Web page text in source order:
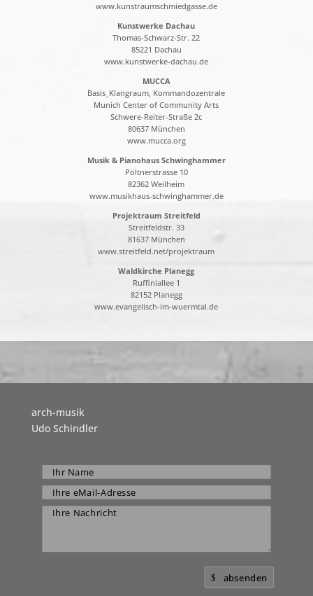
www.kunstraumschmiedgasse.de
Kunstwerke Dachau
Thomas-Schwarz-Str. 22
85221 Dachau
www.kunstwerke-dachau.de
MUCCA
Basis_Klangraum, Kommandozentrale
Munich Center of Community Arts
Schwere-Reiter-Straße 2c
80637 München
www.mucca.org
Musik & Pianohaus Schwinghammer
Pöltnerstrasse 10
82362 Weilheim
www.musikhaus-schwinghammer.de
Projektraum Streitfeld
Streitfeldstr. 33
81637 München
www.streitfeld.net/projektraum
Waldkirche Planegg
Ruffiniallee 1
82152 Planegg
www.evangelisch-im-wuermtal.de
arch-musik
Udo Schindler
absenden